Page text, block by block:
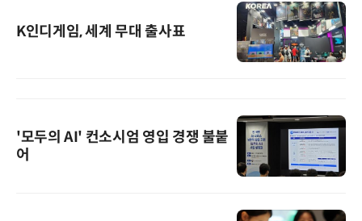
K인디게임, 세계 무대 출사표
'모두의 AI' 컨소시엄 영입 경쟁 불붙
어